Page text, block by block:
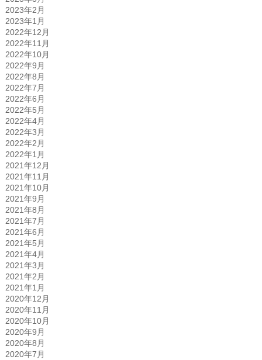
2023年2月
2023年1月
2022年12月
2022年11月
2022年10月
2022年9月
2022年8月
2022年7月
2022年6月
2022年5月
2022年4月
2022年3月
2022年2月
2022年1月
2021年12月
2021年11月
2021年10月
2021年9月
2021年8月
2021年7月
2021年6月
2021年5月
2021年4月
2021年3月
2021年2月
2021年1月
2020年12月
2020年11月
2020年10月
2020年9月
2020年8月
2020年7月